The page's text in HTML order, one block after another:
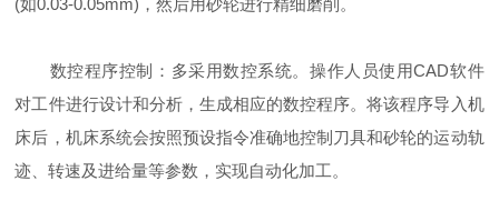
(如0.03-0.05mm)，然后用砂轮进行精细磨削。
数控程序控制：多采用数控系统。操作人员使用CAD软件
对工件进行设计和分析，生成相应的数控程序。将该程序导入机
床后，机床系统会按照预设指令准确地控制刀具和砂轮的运动轨
迹、转速及进给量等参数，实现自动化加工。